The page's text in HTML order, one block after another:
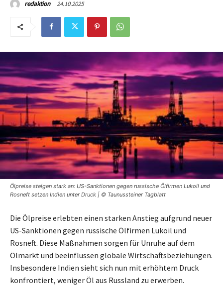
redaktion 24.10.2025
Ölpreise steigen stark an: US-Sanktionen gegen russische Ölfirmen Lukoil und
Rosneft setzen Indien unter Druck | © Taunussteiner Tagblatt
Die Ölpreise erlebten einen starken Anstieg aufgrund neuer
US-Sanktionen gegen russische Ölfirmen Lukoil und
Rosneft. Diese Maßnahmen sorgen für Unruhe auf dem
Ölmarkt und beeinflussen globale Wirtschaftsbeziehungen.
Insbesondere Indien sieht sich nun mit erhöhtem Druck
konfrontiert, weniger Öl aus Russland zu erwerben.